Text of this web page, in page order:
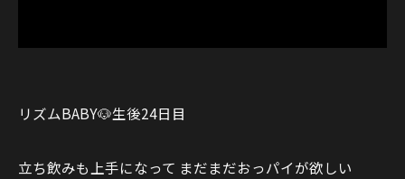
リズムBABY🐶生後24日目
立ち飲みも上手になって まだまだおっパイが欲しい